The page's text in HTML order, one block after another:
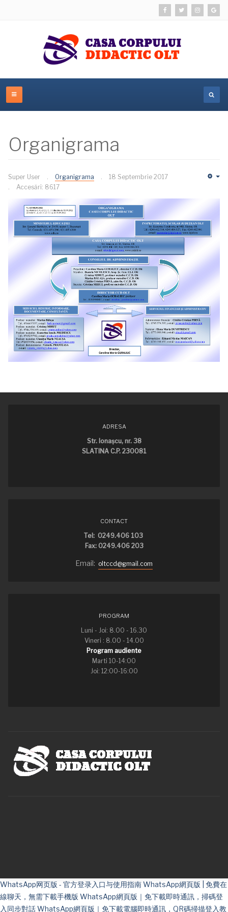
Organigrama
Super User Organigrama
18 Septembrie 2017
Accesări: 8617
ADRESA
Str. Ionaşcu, nr. 38
SLATINA C.P. 230081
CONTACT
Tel: 0249.406 103
Fax: 0249.406 203
Email: oltccd@gmail.com
PROGRAM
Luni - Joi: 8.00 - 16.30
Vineri : 8.00 - 14.00
Program audiente
Marti 10-14:00
Joi: 12:00-16:00
WhatsApp网页版 - 官方登录入口与使用指南WhatsApp網頁版 | 免費在
線聊天，無需下載手機版 WhatsApp網頁版｜免下載即時通訊，掃碼登
入同步對話WhatsApp網頁版｜免下載電腦即時通訊，QR碼掃描登入教